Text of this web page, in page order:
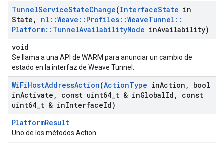
TunnelServiceStateChange(InterfaceState in
State , nl ::Weave :: Profiles::WeaveTunnel ::
Platform:: TunnelAvailabilityMode inAvailability)
void
Se llama a una API de WARM para anunciar un cambio de
estado en la interfaz de Weave Tunnel.
WiFiHostAddressAction(ActionType inAction ,
bool
inActivate , const uint64 t & inGlobalId ,
const
uint64 t & inInterfaceId)
PlatformResult
Uno de los métodos Action.